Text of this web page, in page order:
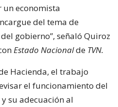
economista
del tema de
gobierno”, señaló Quiroz
Estado Nacionalde TVN.
Hacienda, el trabajo
el funcionamiento del
su adecuación al